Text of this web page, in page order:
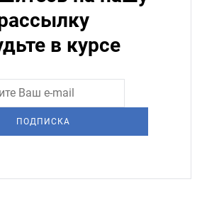
в курсе
ПОДПИСКА